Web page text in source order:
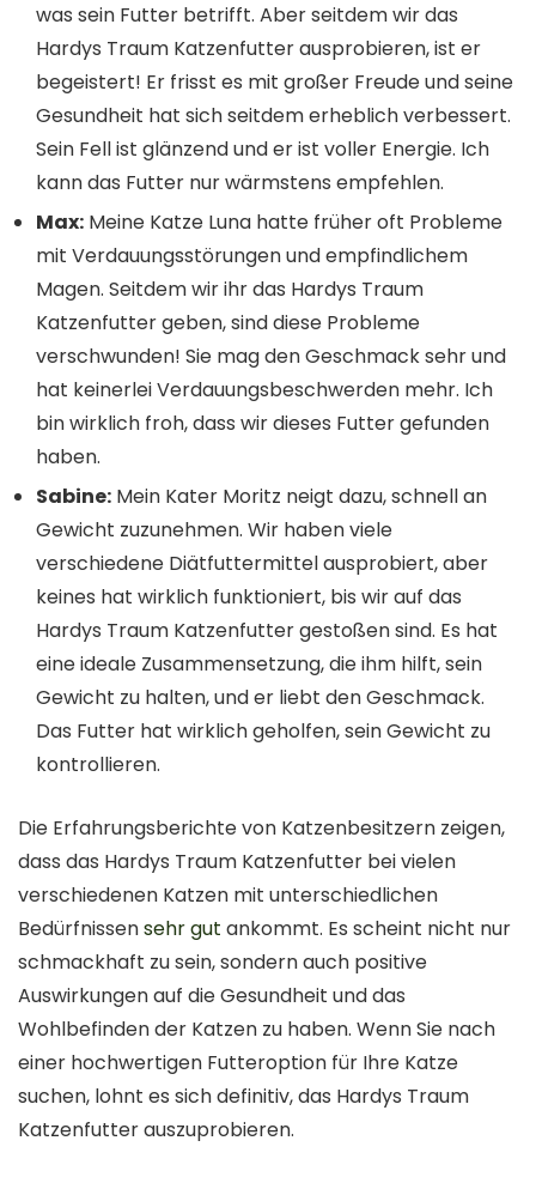
was sein Futter betrifft. Aber seitdem wir das
Hardys Traum Katzenfutter ausprobieren, ist er
begeistert! Er frisst es mit großer Freude und seine
Gesundheit hat sich seitdem erheblich verbessert.
Sein Fell ist glänzend und er ist voller Energie. Ich
kann das Futter nur wärmstens empfehlen.
Max: Meine Katze Luna hatte früher oft Probleme
mit Verdauungsstörungen und empfindlichem
Magen. Seitdem wir ihr das Hardys Traum
Katzenfutter geben, sind diese Probleme
verschwunden! Sie mag den Geschmack sehr und
hat keinerlei Verdauungsbeschwerden mehr. Ich
bin wirklich froh, dass wir dieses Futter gefunden
haben.
Sabine: Mein Kater Moritz neigt dazu, schnell an
Gewicht zuzunehmen. Wir haben viele
verschiedene Diätfuttermittel ausprobiert, aber
keines hat wirklich funktioniert, bis wir auf das
Hardys Traum Katzenfutter gestoßen sind. Es hat
eine ideale Zusammensetzung, die ihm hilft, sein
Gewicht zu halten, und er liebt den Geschmack.
Das Futter hat wirklich geholfen, sein Gewicht zu
kontrollieren.
Die Erfahrungsberichte von Katzenbesitzern zeigen,
dass das Hardys Traum Katzenfutter bei vielen
verschiedenen Katzen mit unterschiedlichen
Bedürfnissensehr gut ankommt. Es scheint nicht nur
schmackhaft zu sein, sondern auch positive
Auswirkungen auf die Gesundheit und das
Wohlbefinden der Katzen zu haben. Wenn Sie nach
einer hochwertigen Futteroption für Ihre Katze
suchen, lohnt es sich definitiv, das Hardys Traum
Katzenfutter auszuprobieren.